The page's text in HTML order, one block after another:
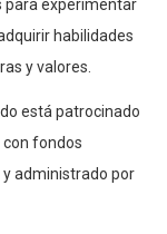
para experimentar
habilidades
y valores.
está patrocinado
con fondos
y administrado por